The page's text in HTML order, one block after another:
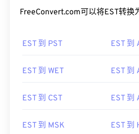
FreeConvert.com可以将EST转换
EST 到 PST EST 到
EST 到 WET EST 到
EST 到 CST EST 到
EST 到 MSK EST 到